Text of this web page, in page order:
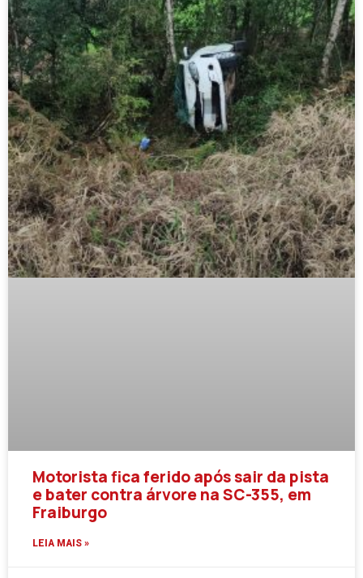
Motorista fica ferido após sair da pista
e bater contra árvore na SC-355, em
Fraiburgo
LEIA MAIS »